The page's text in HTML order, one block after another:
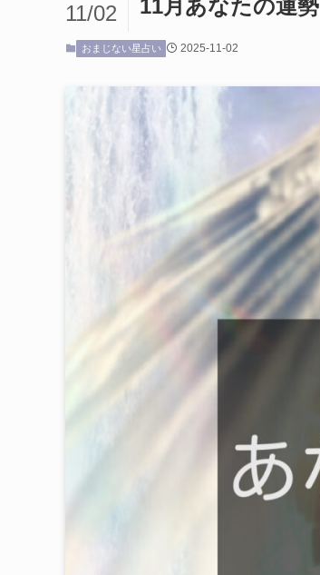
11月あなたの運勢
11/02
おまじない星占い 2025-11-02